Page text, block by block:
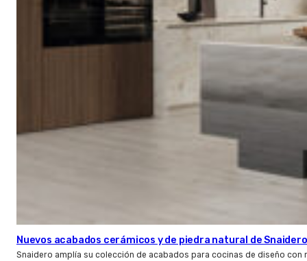
Nuevos acabados cerámicos y de piedra natural de Snaidero
Snaidero amplía su colección de acabados para cocinas de diseño